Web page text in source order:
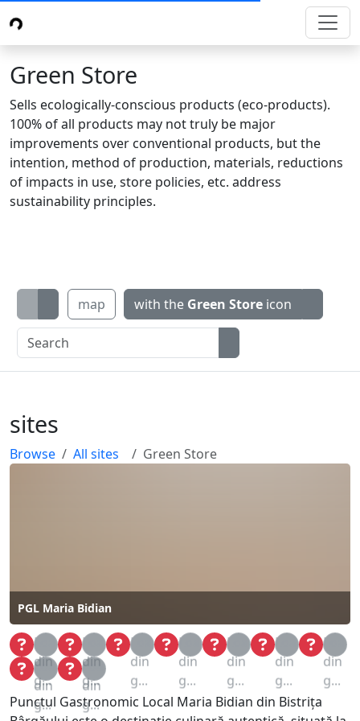
Green Store
Sells ecologically-conscious products (eco-products).
100% of all products may not truly be major
improvements over conventional products, but the
intention, method of production, materials, reductions
of impacts in use, store policies, etc. address
sustainability principles.
map with the Green Store icon
sites
Browse All sites Green Store
PGL Maria Bidian
Loa
din
g...
Loa
din
g...
Loa
din
g...
Loa
din
g...
Loa
din
g...
Loa
din
g...
Loa
din
g...
Loa
din
g...
Loa
din
g...
Punctul Gastronomic Local Maria Bidian din Bistrița